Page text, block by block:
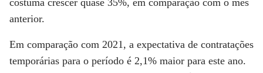
costuma crescer quase 35%, em comparação com o mês
anterior.
Em comparação com 2021, a expectativa de contratações
temporárias para o período é 2,1% maior para este ano.